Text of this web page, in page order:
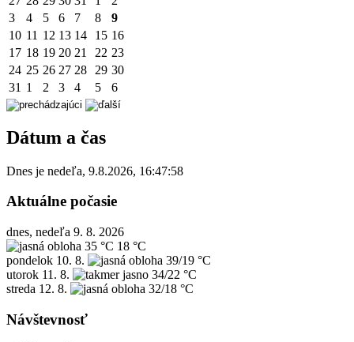
3
4 5 6 7 8
9
10 11 12 13 14 15 16
17 18 19 20 21 22 23
24 25 26 27 28 29 30
31 1 2 3 4 5 6
Dátum a čas
Dnes je nedeľa, 9.8.2026, 16:47:58
Aktuálne počasie
dnes, nedeľa 9. 8. 2026
35 °C 18 °C
pondelok 10. 8.
39/19 °C
utorok 11. 8.
34/22 °C
streda 12. 8. 32/18 °C
Návštevnosť